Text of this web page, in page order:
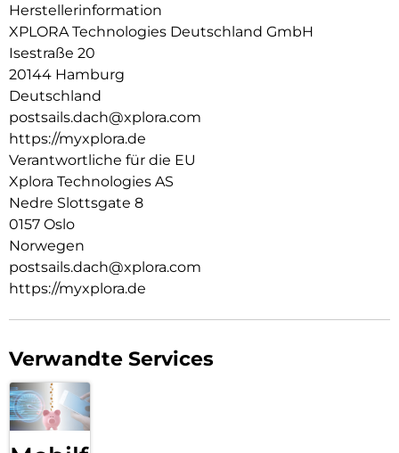
Das neue Design umfasst außerdem zwei austauschbare
Frames zum Individualisieren der Uhr. Die neue Generation
Eltern, die sich für ihr Kind einen sicheren Einstieg in die
digitale Kommunikation wünschen, ohne Kompromisse bei
Zuverlässigkeit und Qualität einzugehen.
Herstellerinformation
XPLORA Technologies Deutschland GmbH
Isestraße 20
20144 Hamburg
Deutschland
postsails.dach@xplora.com
https://myxplora.de
Verantwortliche für die EU
Xplora Technologies AS
Nedre Slottsgate 8
0157 Oslo
Norwegen
postsails.dach@xplora.com
https://myxplora.de
Verwandte Services